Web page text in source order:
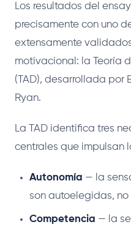
Los resultados del
precisamente con uno
extensamente
motivacional: la Teoría
(TAD), desarrollada por
Ryan.
La TAD identifica tres
centrales que impulsan
Autonomía — la
son autoelegidas, no
Competencia — la